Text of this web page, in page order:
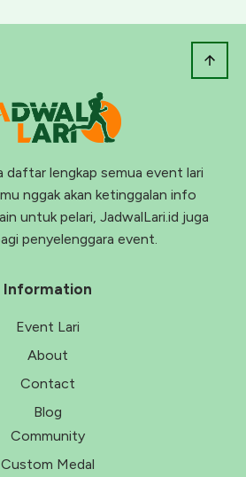
daftar lengkap semua event lari
nggak akan ketinggalan info
untuk pelari, JadwalLari.id juga
penyelenggara event.
Information
Event Lari
About
Contact
Blog
Community
Custom Medal